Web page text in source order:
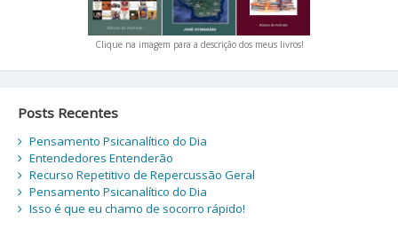
Clique na imagem para a descrição dos meus livros!
Posts Recentes
Pensamento Psicanalítico do Dia
Entendedores Entenderão
Recurso Repetitivo de Repercussão Geral
Pensamento Psicanalítico do Dia
Isso é que eu chamo de socorro rápido!